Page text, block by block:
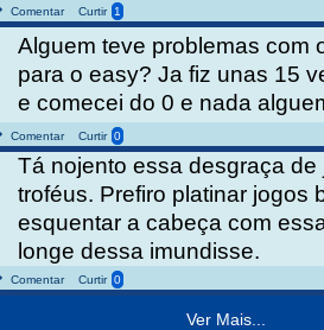
Comentar Curtir 1
Alguem teve problemas com
para o easy? Ja fiz unas 15
e comecei do 0 e nada
Comentar Curtir 0
Tá nojento essa desgraça
troféus. Prefiro platinar jogos
esquentar a cabeça com
longe dessa imundisse.
Comentar Curtir 0
Ver Mais...